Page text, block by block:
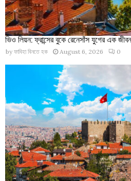
ভিও লিয়ন: ফ্রান্সের বুকে রেনেসাঁস যুগের এক
by ফাবিহা বিনতে হক August 6, 2026 0